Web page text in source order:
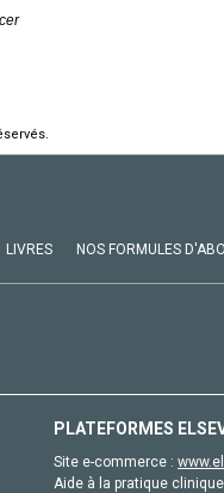
LIVRES NOS FORMULES
PLATEFORMES
Site e-commerce :
Aide à la pratique